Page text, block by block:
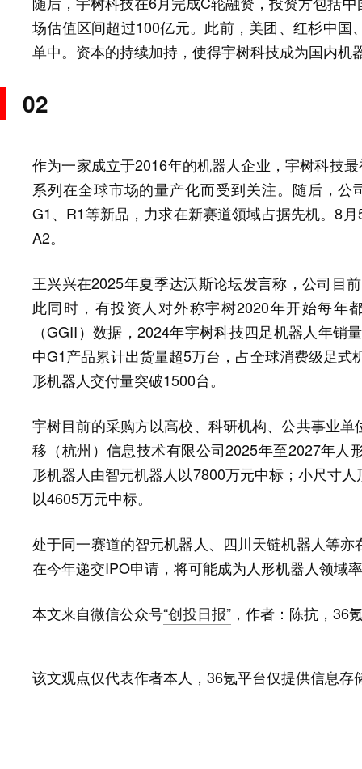
场估值区间超过100亿元。此前，美团、红杉中
单中。资本的持续加持，使得宇树科技成为国内机
02
作为一家成立于2016年的机器人企业，宇树科技
系列在全球市场的量产化而受到关注。随后，
G1、R1等新品，力求在新赛道领域占据先机。8
A2。
王兴兴在2025年夏季达沃斯论坛发言称，公司目
此同时，有投资人对外称宇树2020年开始每年
（GGII）数据，2024年宇树科技四足机器人年
中G1产品累计出货量超5万台，占全球消费级足
形机器人交付量突破1500台。
宇树目前的采购方以高校、科研机构、公共事业
移（杭州）信息技术有限公司2025年至2027年人
形机器人由智元机器人以7800万元中标；小尺寸
以4605万元中标。
处于同一赛道的智元机器人、四川天链机器人等
在今年递交IPO申请，将可能成为人形机器人领域
本文来自微信公众号“创投日报” ，作者：陈抗，36
该文观点仅代表作者本人，36氪平台仅提供信息存